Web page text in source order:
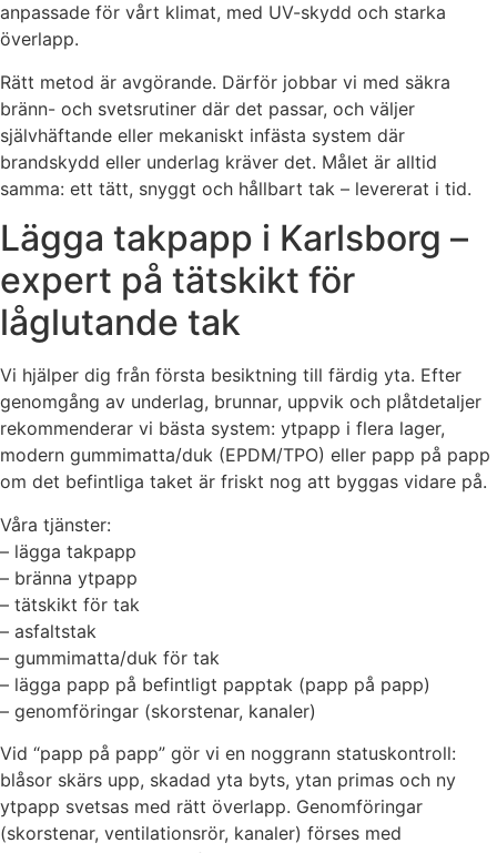
anpassade för vårt klimat, med UV-skydd och starka
överlapp.
Rätt metod är avgörande. Därför jobbar vi med säkra
bränn- och svetsrutiner där det passar, och väljer
självhäftande eller mekaniskt infästa system där
brandskydd eller underlag kräver det. Målet är alltid
samma: ett tätt, snyggt och hållbart tak – levererat i tid.
Lägga takpapp i Karlsborg –
expert på tätskikt för
låglutande tak
Vi hjälper dig från första besiktning till färdig yta. Efter
genomgång av underlag, brunnar, uppvik och plåtdetaljer
rekommenderar vi bästa system: ytpapp i flera lager,
modern gummimatta/duk (EPDM/TPO) eller papp på papp
om det befintliga taket är friskt nog att byggas vidare på.
Våra tjänster:
– lägga takpapp
– bränna ytpapp
– tätskikt för tak
– asfaltstak
– gummimatta/duk för tak
– lägga papp på befintligt papptak (papp på papp)
– genomföringar (skorstenar, kanaler)
Vid “papp på papp” gör vi en noggrann statuskontroll:
blåsor skärs upp, skadad yta byts, ytan primas och ny
ytpapp svetsas med rätt överlapp. Genomföringar
(skorstenar, ventilationsrör, kanaler) förses med